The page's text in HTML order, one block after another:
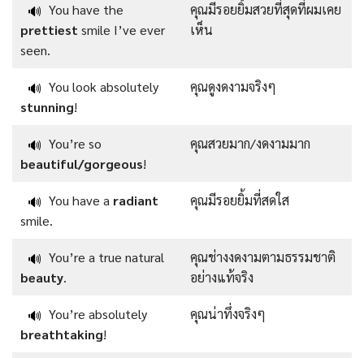
🔊 You have the
prettiest smile I’ve ever
seen.
คุณมีรอยยิ้มสวยที่สุดที่ผมเคย
เห็น
🔊 You look absolutely
stunning!
คุณดูงดงามจริงๆ
🔊 You’re so
beautiful/gorgeous!
คุณสวยมาก/งดงามมาก
🔊 You have a radiant
smile.
คุณมีรอยยิ้มที่สดใส
🔊 You’re a true natural
beauty.
คุณช่างงดงามตามธรรมชาติ
อย่างแท้จริง
🔊 You’re absolutely
breathtaking!
คุณน่าทึ่งจริงๆ